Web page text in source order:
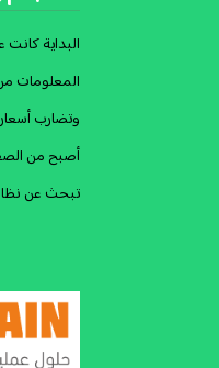
البداية
المعلومات من
وتضارب
أصبح من
تبحث عن